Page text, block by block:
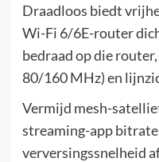
Draadloos biedt
Wi-Fi 6/6E-router
bedraad op die
80/160 MHz) en
Vermijd mesh-
streaming-app
verversingssnelheid